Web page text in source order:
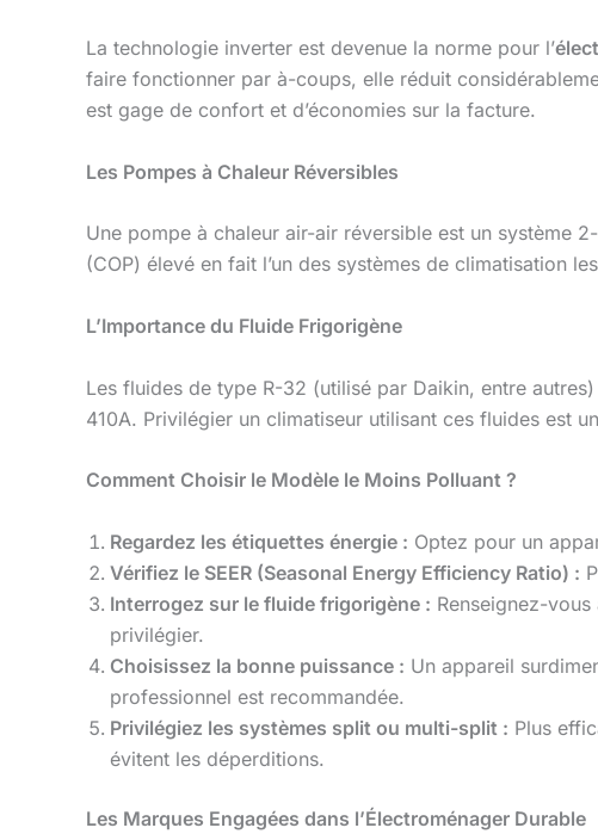
La technologie inverter est devenue la norme pour l’
faire fonctionner par à-coups, elle réduit
est gage de confort et d’économies sur la facture.
Les Pompes à Chaleur Réversibles
Une pompe à chaleur air-air réversible est un système
(COP) élevé en fait l’un des systèmes de climatisation
L’Importance du Fluide Frigorigène
Les fluides de type R-32 (utilisé par Daikin, entre
410A. Privilégier un climatiseur utilisant ces fluides est
Comment Choisir le Modèle le Moins Polluant ?
Regardez les étiquettes énergie : Optez pour un
Vérifiez le SEER (Seasonal Energy Efficiency Ratio) :
Interrogez sur le fluide frigorigène : Renseignez-
privilégier.
Choisissez la bonne puissance : Un appareil
professionnel est recommandée.
Privilégiez les systèmes split ou multi-split : Plus
évitent les déperditions.
Les Marques Engagées dans l’Électroménager Durable